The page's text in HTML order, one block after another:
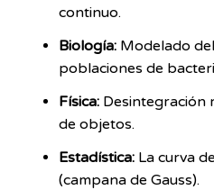
continuo.
Biología: Modelado
poblaciones de
Física: Desintegración
de objetos.
Estadística: La curva
(campana de Gauss).